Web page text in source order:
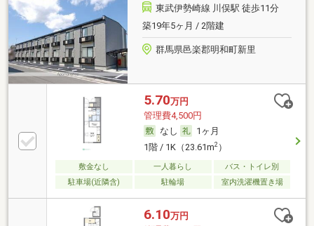
東武伊勢崎線 川俣駅 徒歩11分
築19年5ヶ月 / 2階建
群馬県邑楽郡明和町新里
5.70万円
管理費4,500円
なし
1ヶ月
1階 / 1K（23.61m2）
敷金なし 一人暮らし
バス・トイレ別
駐車場(近隣含)
駐輪場 室内洗濯機置き場
6.10万円